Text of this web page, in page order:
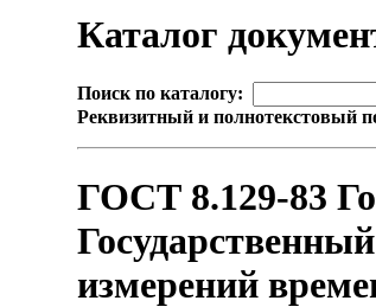
Каталог
Поиск по каталогу:
Реквизитный и полнотекстовый
ГОСТ 8.129-83
измерений